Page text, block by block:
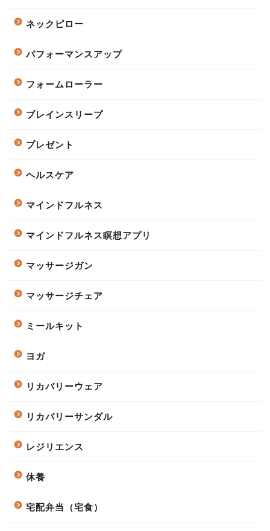
ネックピロー
パフォーマンスアップ
フォームローラー
ブレインスリープ
プレゼント
ヘルスケア
マインドフルネス
マインドフルネス瞑想アプリ
マッサージガン
マッサージチェア
ミールキット
ヨガ
リカバリーウェア
リカバリーサンダル
レジリエンス
休養
宅配弁当（宅食）